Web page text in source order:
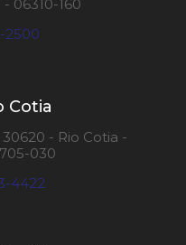
06310-160
2500
Cotia
- Rio Cotia -
030
4422